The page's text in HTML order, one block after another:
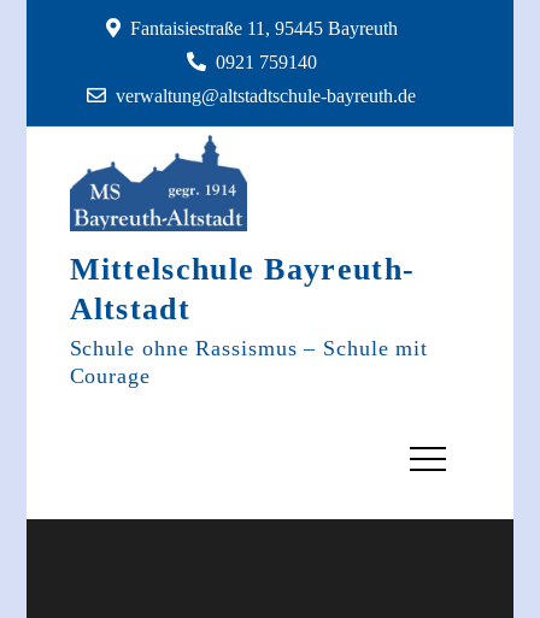
Fantaisiestraße 11, 95445 Bayreuth
0921 759140
verwaltung@altstadtschule-bayreuth.de
Mittelschule Bayreuth-
Altstadt
Schule ohne Rassismus – Schule mit
Courage